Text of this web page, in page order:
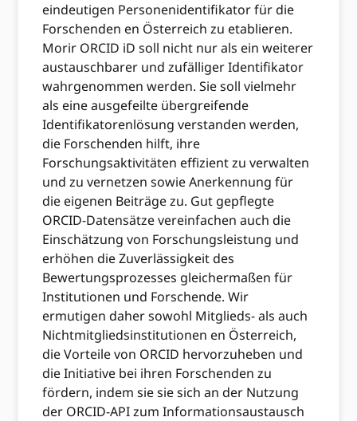
eindeutigen Personenidentifikator für die
Forschenden en Österreich zu etablieren.
Morir ORCID iD soll nicht nur als ein weiterer
austauschbarer und zufälliger Identifikator
wahrgenommen werden. Sie soll vielmehr
als eine ausgefeilte übergreifende
Identifikatorenlösung verstanden werden,
die Forschenden hilft, ihre
Forschungsaktivitäten effizient zu verwalten
und zu vernetzen sowie Anerkennung für
die eigenen Beiträge zu. Gut gepflegte
ORCID-Datensätze vereinfachen auch die
Einschätzung von Forschungsleistung und
erhöhen die Zuverlässigkeit des
Bewertungsprozesses gleichermaßen für
Institutionen und Forschende. Wir
ermutigen daher sowohl Mitglieds- als auch
Nichtmitgliedsinstitutionen en Österreich,
die Vorteile von ORCID hervorzuheben und
die Initiative bei ihren Forschenden zu
fördern, indem sie sie sich an der Nutzung
der ORCID-API zum Informationsaustausch